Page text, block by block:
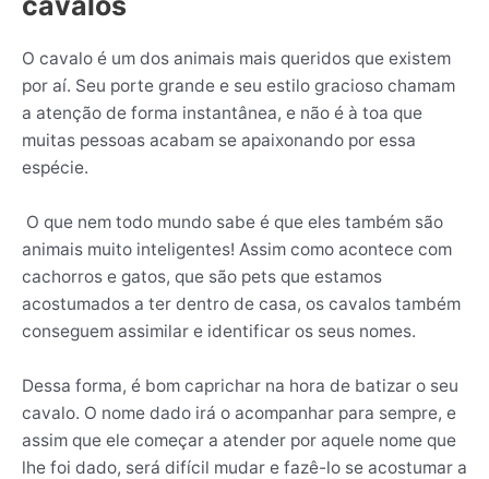
O cavalo é um dos animais mais queridos que existem
por aí. Seu porte grande e seu estilo gracioso chamam
a atenção de forma instantânea, e não é à toa que
muitas pessoas acabam se apaixonando por essa
espécie.
O que nem todo mundo sabe é que eles também são
animais muito inteligentes! Assim como acontece com
cachorros e gatos, que são pets que estamos
acostumados a ter dentro de casa, os cavalos também
conseguem assimilar e identificar os seus nomes.
Dessa forma, é bom caprichar na hora de batizar o seu
cavalo. O nome dado irá o acompanhar para sempre, e
assim que ele começar a atender por aquele nome que
lhe foi dado, será difícil mudar e fazê-lo se acostumar a